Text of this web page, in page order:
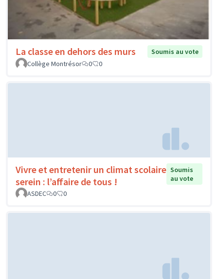
La classe en dehors des murs
Soumis au vote
Collège Montrésor
0 0
Vivre et entretenir un climat scolaire
serein : l’affaire de tous !
Soumis
au vote
ASDEC
0 0